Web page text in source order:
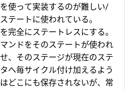
使って実装するのが難しい/
テートに使われている。
完全にステートレスにする。
ンドをそのステートが使われ
、そのステージが現在のステ
へ毎サイクル付け加えるよう
どこにも保存されないが、常